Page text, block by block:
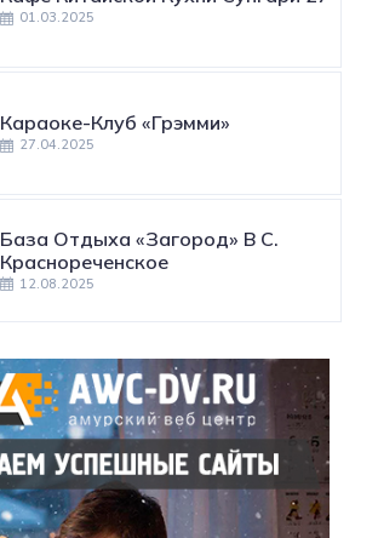
01.03.2025
Караоке-Клуб «Грэмми»
27.04.2025
База Отдыха «Загород» В С.
Краснореченское
12.08.2025